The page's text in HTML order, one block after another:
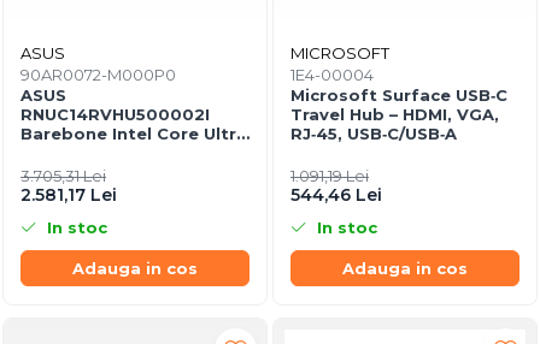
ASUS
90AR0072-M000P0
ASUS
RNUC14RVHU500002I
Barebone Intel Core Ultra
3.705,31 Lei
2.581,17 Lei
In stoc
Adauga in cos
MICROSOFT
1E4-00004
Microsoft Surface USB‑C
Travel Hub – HDMI, VGA,
RJ‑45, USB‑C/USB‑A
1.091,19 Lei
544,46 Lei
In stoc
Adauga in cos